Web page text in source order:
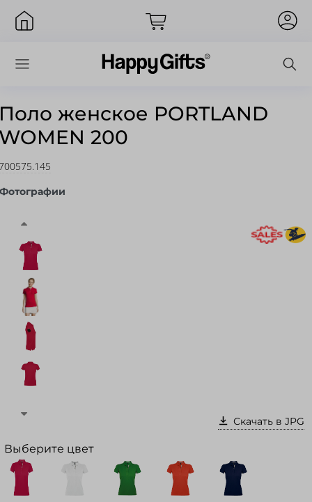
женское PORTLAND
200
Фотографии
Скачать в JPG
Выберите цвет
Запомнить меня